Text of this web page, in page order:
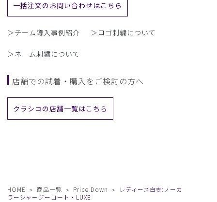
一括注文のお問い合わせはこちら
＞チーム導入事例紹介 ＞ロゴ刺繍について
＞ネーム刺繍について
店舗での試着・購入をご検討の方へ
クラシコの店舗一覧はこちら
HOME 商品一覧 Price Down
レディース白衣:ノーカ
ラージャージーコート・LUXE